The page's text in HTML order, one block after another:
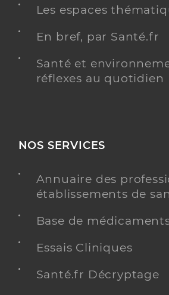
Les espaces
En bref, par Santé.fr
Santé et
réflexes au quotidien
NOS SERVICES
Annuaire des
établissements de
Base de
Essais Cliniques
Santé.fr Décryptage